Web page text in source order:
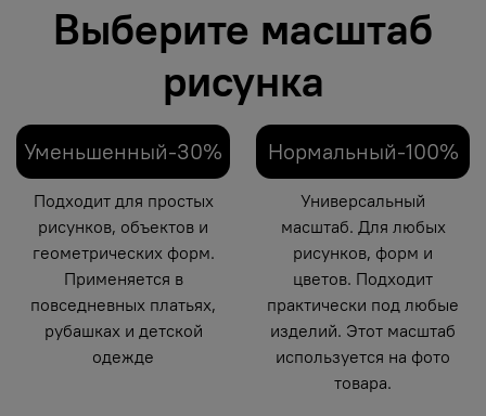
Выберите масштаб
рисунка
Уменьшенный-30%
Подходит для простых
рисунков, объектов и
геометрических форм.
Применяется в
повседневных платьях,
рубашках и детской
одежде
Нормальный-100%
Универсальный
масштаб. Для любых
рисунков, форм и
цветов. Подходит
практически под любые
изделий. Этот масштаб
используется на фото
товара.